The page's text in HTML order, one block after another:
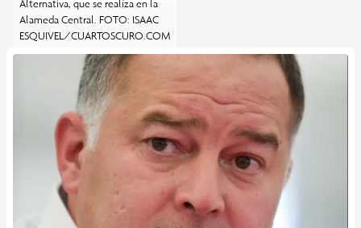
Alternativa, que se realiza en la
Alameda Central. FOTO: ISAAC
ESQUIVEL/CUARTOSCURO.COM